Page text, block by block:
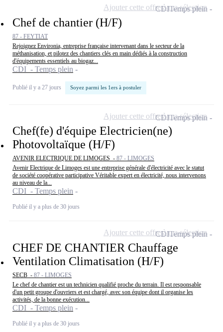
Chef de chantier (H/F)
87 - FEYTIAT
Rejoignez Environia, entreprise française intervenant dans le secteur de la
méthanisation, et pilotez des chantiers clés en main dédiés à la construction
d'équipements essentiels au biogaz...
CDI - Temps plein
Publié il y a 27 jours Soyez parmi les 1ers à postuler
CDITemps plein
Ajouter cette offre à ma sélection
Chef(fe) d'équipe Electricien(ne)
Photovoltaïque (H/F)
AVENIR ELECTRIQUE DE LIMOGES - 87 - LIMOGES
Avenir Electrique de Limoges est une entreprise générale d'électricité avec le statut
de société coopérative participative Véritable expert en électricité, nous intervenons
au niveau de la...
CDI - Temps plein
Publié il y a plus de 30 jours
CDITemps plein
Ajouter cette offre à ma sélection
CHEF DE CHANTIER Chauffage
Ventilation Climatisation (H/F)
SECB - 87 - LIMOGES
Le chef de chantier est un technicien qualifié proche du terrain. Il est responsable
d'un petit groupe d'ouvriers et est chargé, avec son équipe dont il organise les
activités, de la bonne exécution...
CDI - Temps plein
Publié il y a plus de 30 jours
CDITemps plein
Ajouter cette offre à ma sélection